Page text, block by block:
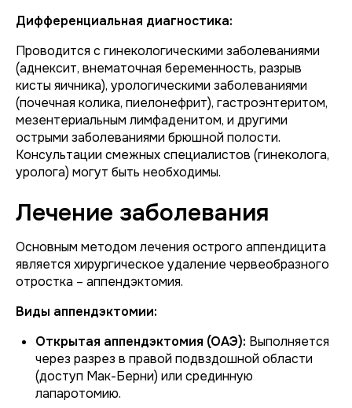
Дифференциальная диагностика:
Проводится с гинекологическими заболеваниями
(аднексит, внематочная беременность, разрыв
кисты яичника), урологическими заболеваниями
(почечная колика, пиелонефрит), гастроэнтеритом,
мезентериальным лимфаденитом, и другими
острыми заболеваниями брюшной полости.
Консультации смежных специалистов (гинеколога,
уролога) могут быть необходимы.
Лечение заболевания
Основным методом лечения острого аппендицита
является хирургическое удаление червеобразного
отростка – аппендэктомия.
Виды аппендэктомии:
Открытая аппендэктомия (ОАЭ): Выполняется
через разрез в правой подвздошной области
(доступ Мак-Берни) или срединную
лапаротомию.